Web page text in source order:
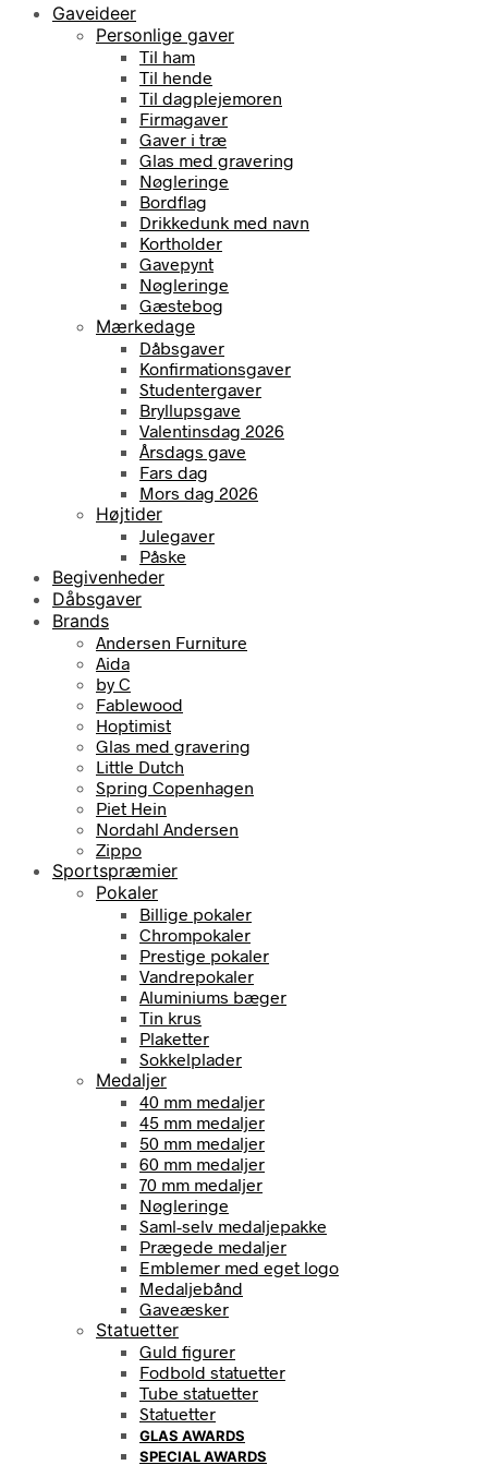
Gaveideer
Personlige gaver
Til ham
Til hende
Til dagplejemoren
Firmagaver
Gaver i træ
Glas med gravering
Nøgleringe
Bordflag
Drikkedunk med navn
Kortholder
Gavepynt
Nøgleringe
Gæstebog
Mærkedage
Dåbsgaver
Konfirmationsgaver
Studentergaver
Bryllupsgave
Valentinsdag 2026
Årsdags gave
Fars dag
Mors dag 2026
Højtider
Julegaver
Påske
Begivenheder
Dåbsgaver
Brands
Andersen Furniture
Aida
by C
Fablewood
Hoptimist
Glas med gravering
Little Dutch
Spring Copenhagen
Piet Hein
Nordahl Andersen
Zippo
Sportspræmier
Pokaler
Billige pokaler
Chrompokaler
Prestige pokaler
Vandrepokaler
Aluminiums bæger
Tin krus
Plaketter
Sokkelplader
Medaljer
40 mm medaljer
45 mm medaljer
50 mm medaljer
60 mm medaljer
70 mm medaljer
Nøgleringe
Saml-selv medaljepakke
Prægede medaljer
Emblemer med eget logo
Medaljebånd
Gaveæsker
Statuetter
Guld figurer
Fodbold statuetter
Tube statuetter
Statuetter
GLAS AWARDS
SPECIAL AWARDS